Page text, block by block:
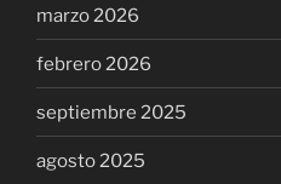
marzo 2026
febrero 2026
septiembre 2025
agosto 2025